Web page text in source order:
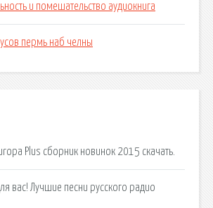
и помешательство аудиокнига
пермь наб челны
Plus сборник новинок 2015 скачать.
вас! Лучшие песни русского радио